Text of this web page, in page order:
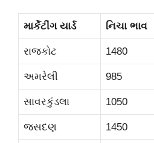
માર્કેટીંગ યાર્ડ નિચા ભાવ
રાજકોટ 1480
અમરેલી 985
સાવરકુંડલા 1050
જસદણ 1450